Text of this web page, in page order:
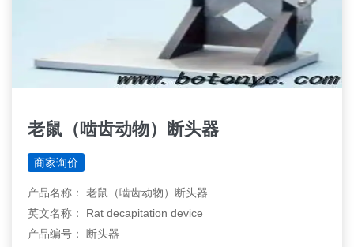
老鼠（啮齿动物）断头器
商家询价
产品名称： 老鼠（啮齿动物）断头器
英文名称： Rat decapitation device
产品编号： 断头器